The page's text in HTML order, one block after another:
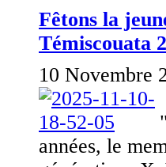
Fêtons la
Témiscouata
10 Novembre
années, le